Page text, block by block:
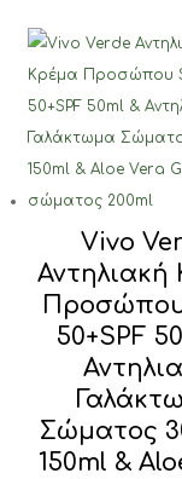
Vivo
Αντηλιακή
50+SPF
Σώματος
150ml &